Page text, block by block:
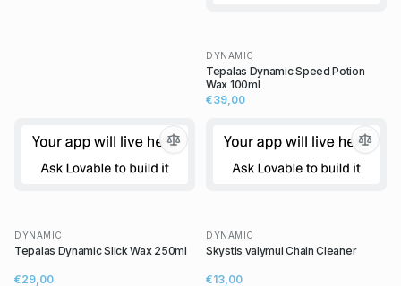
DYNAMIC
Tepalas Dynamic Speed Potion
Wax 100ml
€39,00
DYNAMIC
Tepalas Dynamic Slick Wax 250ml
€29,00
DYNAMIC
Skystis valymui Chain Cleaner
€13,00